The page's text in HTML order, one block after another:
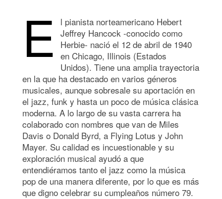
E
l pianista norteamericano Hebert
Jeffrey Hancock -conocido como
Herbie- nació el 12 de abril de 1940
en Chicago, Illinois (Estados
Unidos). Tiene una amplia trayectoria
en la que ha destacado en varios géneros
musicales, aunque sobresale su aportación en
el jazz, funk y hasta un poco de música clásica
moderna. A lo largo de su vasta carrera ha
colaborado con nombres que van de Miles
Davis o Donald Byrd, a Flying Lotus y John
Mayer. Su calidad es incuestionable y su
exploración musical ayudó a que
entendiéramos tanto el jazz como la música
pop de una manera diferente, por lo que es más
que digno celebrar su cumpleaños número 79.